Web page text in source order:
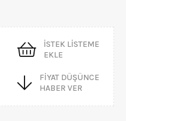
İSTEK LISTEME
EKLE
FIYAT DÜŞÜNCE
HABER VER